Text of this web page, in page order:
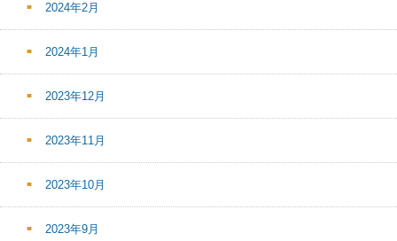
2024年2月
2024年1月
2023年12月
2023年11月
2023年10月
2023年9月